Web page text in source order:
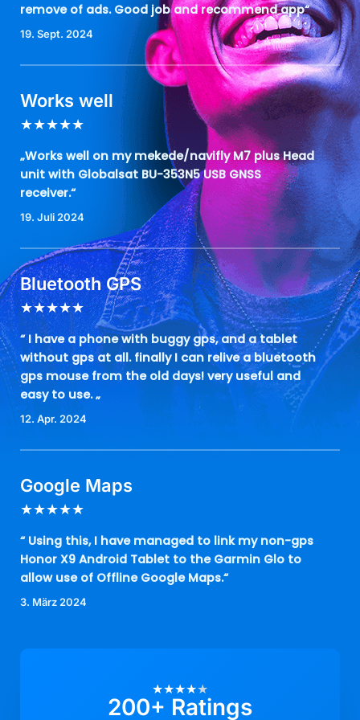
remove of ads. Good job and recommend app“
19. Sept. 2024
Works well
★★★★★
„Works well on my mekede/navifly M7 plus Head
unit with Globalsat BU-353N5 USB GNSS
receiver.“
19. Juli 2024
Bluetooth GPS
★★★★★
“ I have a phone with buggy gps, and a tablet
without gps at all. finally I can relive a bluetooth
gps mouse from the old days! very useful and
easy to use. „
12. Apr. 2024
Google Maps
★★★★★
“ Using this, I have managed to link my non-gps
Honor X9 Android Tablet to the Garmin Glo to
allow use of Offline Google Maps.“
3. März 2024
★★★★★
200+ Ratings